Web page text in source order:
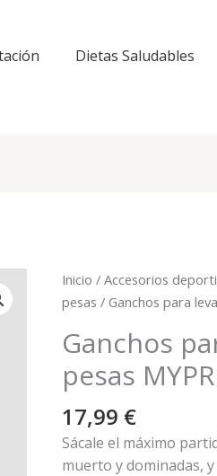
Dietas Saludables
Inicio /Accesorios
pesas / Ganchos para
Ganchos
pesas
17,99 €
Sácale el máximo
muerto y dominadas,